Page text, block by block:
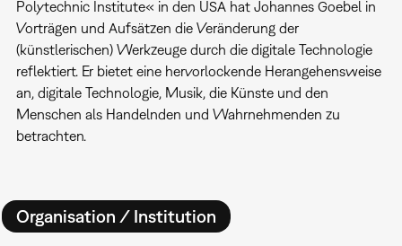
Polytechnic Institute« in den USA hat Johannes Goebel in
Vorträgen und Aufsätzen die Veränderung der
(künstlerischen) Werkzeuge durch die digitale Technologie
reflektiert. Er bietet eine hervorlockende Herangehensweise
an, digitale Technologie, Musik, die Künste und den
Menschen als Handelnden und Wahrnehmenden zu
betrachten.
Organisation / Institution